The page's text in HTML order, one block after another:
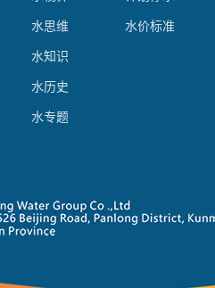
水思维
水知识
水历史
水专题
水价标准